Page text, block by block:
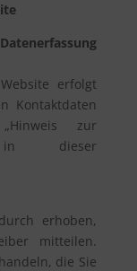
erfolgt
Kontaktdaten
zur
in dieser
erhoben,
mitteilen.
die Sie